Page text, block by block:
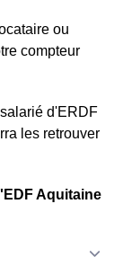
ou
compteur
d'ERDF
les retrouver
Aquitaine